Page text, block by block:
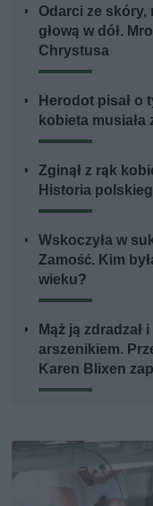
Odarci ze skóry,
głową w dół.
Chrystusa
Herodot pisał o
kobieta
Zginął z rąk
Historia
Wskoczyła w
Zamość. Kim
wieku?
Mąż ją zdradzał
arszenikiem.
Karen Blixen